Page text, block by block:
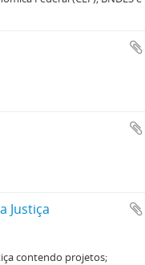
Justiça
contendo projetos;